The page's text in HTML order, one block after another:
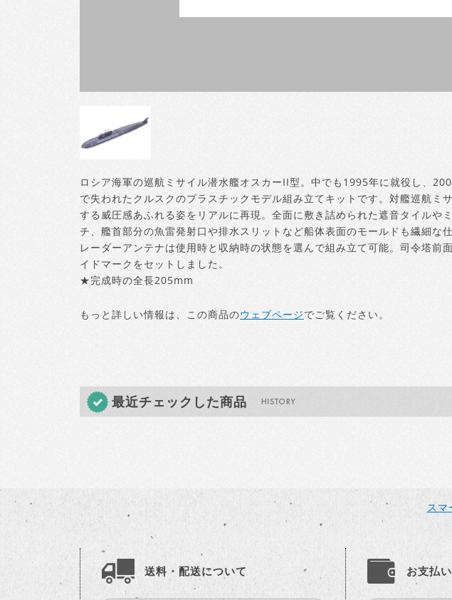
ロシア海軍の巡航ミサイル潜水艦オスカーII型。中でも1995年に就役し、
で失われたクルスクのプラスチックモデル組み立てキットです。対艦巡航ミ
する威圧感あふれる姿をリアルに再現。全面に敷き詰められた遮音タイルや
チ、艦首部分の魚雷発射口や排水スリットなど船体表面のモールドも繊細な
レーダーアンテナは使用時と収納時の状態を選んで組み立て可能。司令塔前
イドマークをセットしました。
★完成時の全長205mm
もっと詳しい情報は、この商品のウェブページでご覧ください。
最近チェックした商品
スマ
送料・配送について お支払